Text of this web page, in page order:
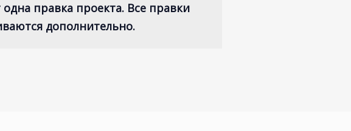
одна правка проекта. Все правки
дополнительно.